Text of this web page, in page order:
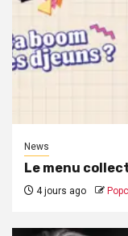
News
Le menu
4 jours ago